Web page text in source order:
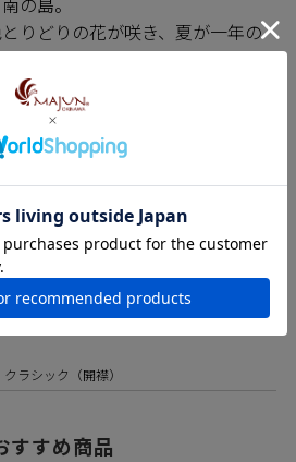
りどりの花が咲き、夏が一年の
快適にお洒落過ごせる着心地の
の「かりゆしウエア」です。
REVIEW
レビュー
ラシック（開襟）
すすめ商品